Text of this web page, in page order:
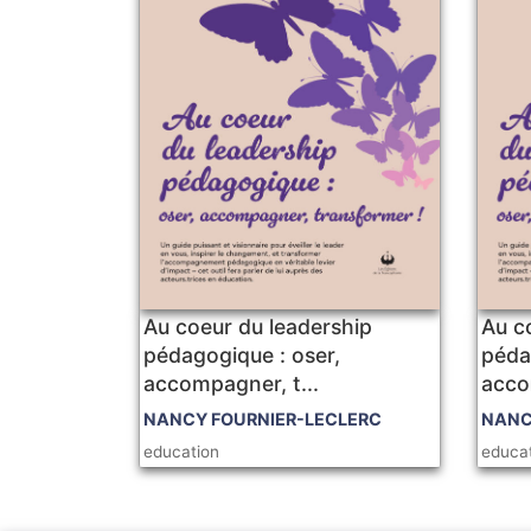
Au coeur du leadership
pédagogique : oser,
accompagner, t...
NANCY FOURNIER-LECLERC
education
Au